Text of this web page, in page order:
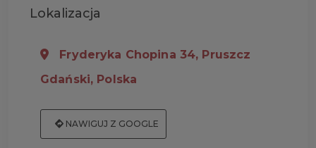
Lokalizacja
Fryderyka Chopina 34, Pruszcz
Gdański, Polska
NAWIGUJ Z GOOGLE